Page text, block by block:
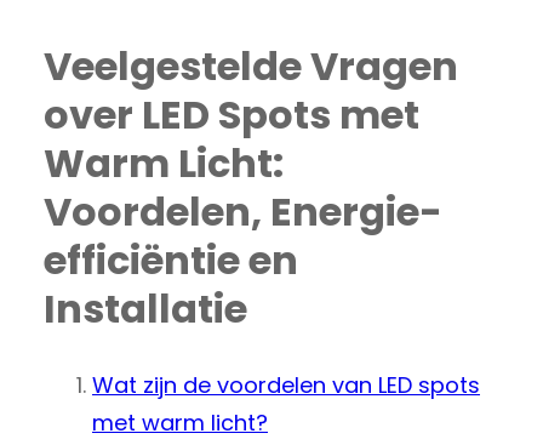
Veelgestelde Vragen
over LED Spots met
Warm Licht:
Voordelen, Energie-
efficiëntie en
Installatie
Wat zijn de voordelen van LED spots
met warm licht?